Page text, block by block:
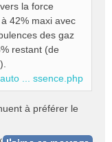
la force
42% maxi avec
des gaz
restant (de
... ssence.php
à préférer le